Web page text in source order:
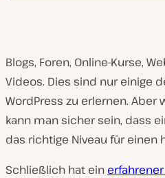
Blogs, Foren, Online-Kurse,
Videos. Dies sind nur einige
WordPress zu erlernen. Aber
kann man sicher sein, dass
das richtige Niveau für einen
Schließlich hat ein